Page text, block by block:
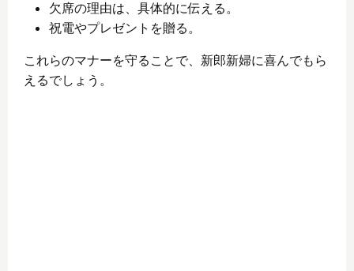
欠席の理由は、具体的に伝える。
祝電やプレゼントを贈る。
これらのマナーを守ることで、新郎新婦に喜んでもら
えるでしょう。